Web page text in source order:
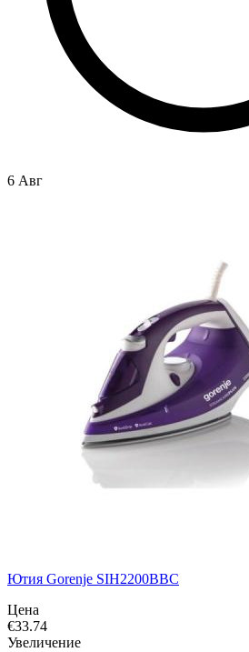
6 Авг
Ютия Gorenje SIH2200BBC
Цена
€33.74
Увеличение